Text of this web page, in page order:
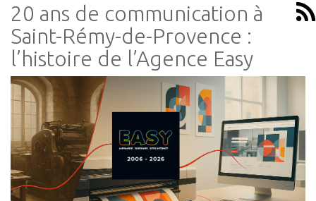
20 ans de communication à
Saint-Rémy-de-Provence :
l’histoire de l’Agence Easy